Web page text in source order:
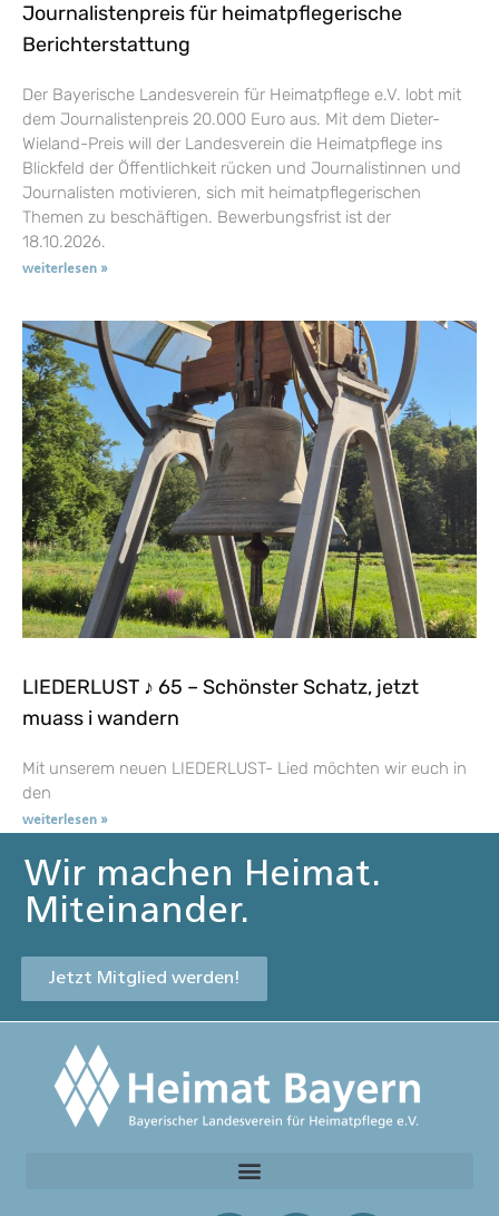
Journalistenpreis für heimatpflegerische
Berichterstattung
Der Bayerische Landesverein für Heimatpflege e.V. lobt mit
dem Journalistenpreis 20.000 Euro aus. Mit dem Dieter-
Wieland-Preis will der Landesverein die Heimatpflege ins
Blickfeld der Öffentlichkeit rücken und Journalistinnen und
Journalisten motivieren, sich mit heimatpflegerischen
Themen zu beschäftigen. Bewerbungsfrist ist der
18.10.2026.
weiterlesen »
LIEDERLUST ♪ 65 – Schönster Schatz, jetzt
muass i wandern
Mit unserem neuen LIEDERLUST- Lied möchten wir euch in
den
weiterlesen »
Wir machen Heimat.
Miteinander.
Jetzt Mitglied werden!